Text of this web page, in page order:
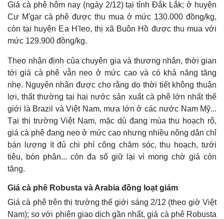
Giá cà phê hôm nay (ngày 2/12) tại tỉnh Đắk Lắk; ở huyện
Cư M'gar cà phê được thu mua ở mức 130.000 đồng/kg,
còn tại huyện Ea H'leo, thị xã Buôn Hồ được thu mua với
mức 129.900 đồng/kg.
Theo nhận định của chuyên gia và thương nhân, thời gian
tới giá cà phê vẫn neo ở mức cao và có khả năng tăng
nhẹ. Nguyên nhân được cho rằng do thời tiết không thuận
lợi, thất thường tại hai nước sản xuất cà phê lớn nhất thế
giới là Brazil và Việt Nam, mưa lớn ở các nước Nam Mỹ...
Tại thị trường Việt Nam, mặc dù đang mùa thu hoạch rộ,
giá cà phê đang neo ở mức cao nhưng nhiều nông dân chỉ
bán lượng ít đủ chi phí công chăm sóc, thu hoạch, tưới
tiêu, bón phân... còn đa số giữ lại vì mong chờ giá còn
tăng.
Giá cà phê Robusta và Arabia đồng loạt giảm
Giá cà phê trên thị trường thế giới sáng 2/12 (theo giờ Việt
Nam); so với phiên giao dịch gần nhất, giá cà phê Robusta